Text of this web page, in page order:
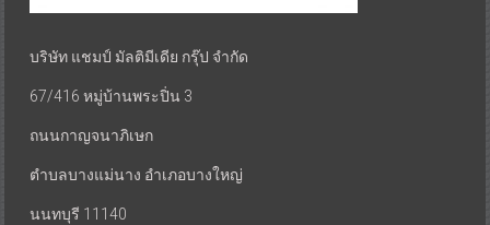
บริษัท แชมป์ มัลติมีเดีย กรุ๊ป จำกัด
67/416 หมู่บ้านพระปิ่น 3
ถนนกาญจนาภิเษก
ตำบลบางแม่นาง อำเภอบางใหญ่
นนทบุรี 11140